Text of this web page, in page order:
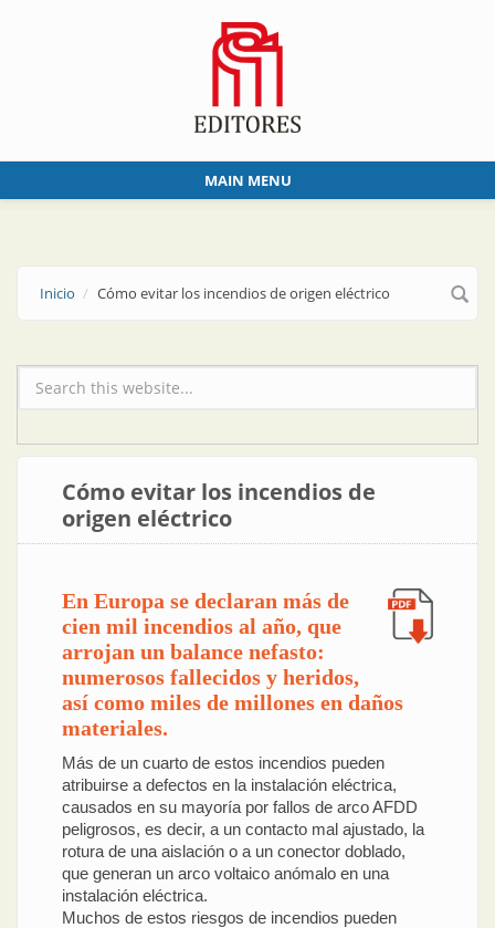
MAIN MENU
Inicio Cómo evitar los incendios de origen eléctrico
Formulario de búsqueda
Cómo evitar los incendios de
origen eléctrico
En Europa se declaran más de
cien mil incendios al año, que
arrojan un balance nefasto:
numerosos fallecidos y heridos,
así como miles de millones en daños
materiales.
Más de un cuarto de estos incendios pueden
atribuirse a defectos en la instalación eléctrica,
causados en su mayoría por fallos de arco AFDD
peligrosos, es decir, a un contacto mal ajustado, la
rotura de una aislación o a un conector doblado,
que generan un arco voltaico anómalo en una
instalación eléctrica.
Muchos de estos riesgos de incendios pueden